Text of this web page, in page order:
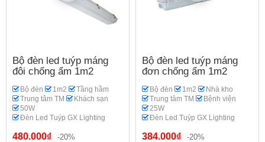
Bộ đèn led tuýp máng
đôi chống ẩm 1m2
Bộ đèn 1m2
Tầng hầm
Trung tâm TM
Khách sạn
50W
Đèn Led Tuýp GX Lighting
480.000₫ -20%
Bộ đèn led tuýp máng
đơn chống ẩm 1m2
Bộ đèn 1m2
Nhà kho
Trung tâm TM
Bệnh viện
25W
Đèn Led Tuýp GX Lighting
384.000₫ -20%